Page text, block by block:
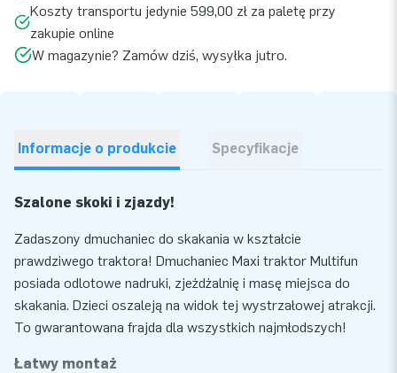
Koszty transportu jedynie 599,00 zł za paletę przy
zakupie online
W magazynie? Zamów dziś, wysyłka jutro.
Informacje o produkcie Specyfikacje
Szalone skoki i zjazdy!
Zadaszony dmuchaniec do skakania w kształcie
prawdziwego traktora! Dmuchaniec Maxi traktor Multifun
posiada odlotowe nadruki, zjeżdżalnię i masę miejsca do
skakania. Dzieci oszaleją na widok tej wystrzałowej atrakcji.
To gwarantowana frajda dla wszystkich najmłodszych!
Łatwy montaż